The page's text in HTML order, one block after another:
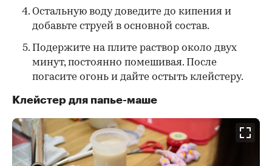
Остальную воду доведите до кипения и
добавьте струей в основной состав.
Подержите на плите раствор около двух
минут, постоянно помешивая. После
погасите огонь и дайте остыть клейстеру.
Клейстер для папье-маше